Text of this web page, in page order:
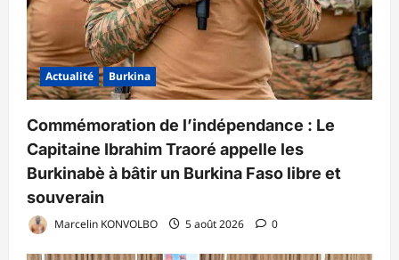
Actualité Burkina
Commémoration de l’indépendance : Le
Capitaine Ibrahim Traoré appelle les
Burkinabè à bâtir un Burkina Faso libre et
souverain
Marcelin KONVOLBO 5 août 2026 0